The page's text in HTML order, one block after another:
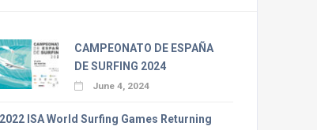
CAMPEONATO DE ESPAÑA
DE SURFING 2024
June 4, 2024
2022 ISA World Surfing Games Returning